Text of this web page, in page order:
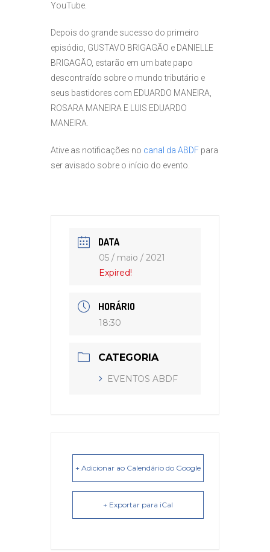
YouTube.
Depois do grande sucesso do primeiro
episódio, GUSTAVO BRIGAGÃO e DANIELLE
BRIGAGÃO, estarão em um bate papo
descontraído sobre o mundo tributário e
seus bastidores com EDUARDO MANEIRA,
ROSARA MANEIRA E LUIS EDUARDO
MANEIRA.
Ative as notificações no canal da ABDF para
ser avisado sobre o início do evento.
DATA
05 / maio / 2021
Expired!
HORÁRIO
18:30
CATEGORIA
EVENTOS ABDF
+ Adicionar ao Calendário do Google
+ Exportar para iCal